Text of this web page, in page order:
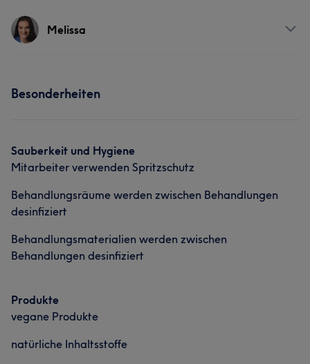
Portfolio
Services
Professionell 16 Kompetent
Melissa
Besonderheiten
Sauberkeit und Hygiene
Mitarbeiter verwenden Spritzschutz
Behandlungsräume werden zwischen Behandlungen
desinfiziert
Behandlungsmaterialien werden zwischen
Behandlungen desinfiziert
Produkte
vegane Produkte
natürliche Inhaltsstoffe